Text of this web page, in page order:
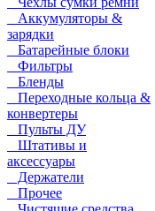
Аккумуляторы &
зарядки
Батарейные блоки
Фильтры
Бленды
Переходные кольца &
конвертеры
Пульты ДУ
Штативы и
аксессуары
Держатели
Прочее